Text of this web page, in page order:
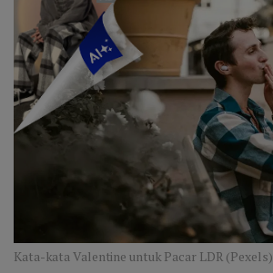
Kata-kata Valentine untuk Pacar LDR (Pexels)